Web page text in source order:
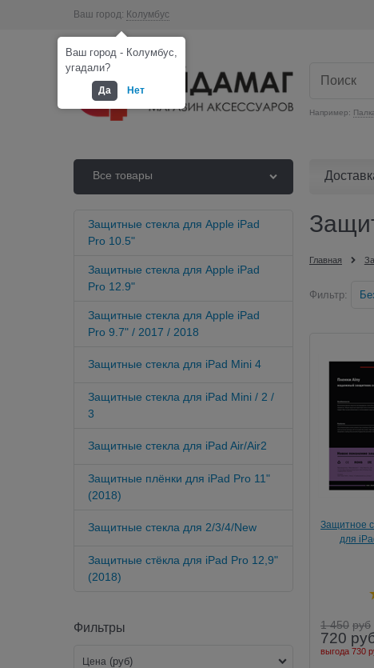
Ваш город: Колумбус
Например:
Все товары
Защитные стекла для Apple iPad
Pro 10.5"
Защитные стекла для Apple iPad
Pro 12.9"
Защитные стекла для Apple iPad
Pro 9.7" / 2017 / 2018
Защитные стекла для iPad Mini 4
Защитные стекла для iPad Mini / 2 /
3
Защитные стекла для iPad Air/Air2
Защитные плёнки для iPad Pro 11"
(2018)
Защитные стекла для 2/3/4/New
Защитные стёкла для iPad Pro 12,9"
(2018)
Фильтры
Цена (руб)
Главная
Фильтр:
Защитное
для
1 450 руб
720
выгода 730
Ваш город - Колумбус,
угадали?
Да Нет